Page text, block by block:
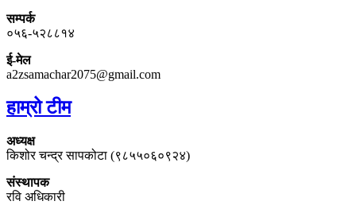
सम्पर्क
०५६-५२८८१४
ई-मेल
a2zsamachar2075@gmail.com
हाम्रो टीम
अध्यक्ष
किशोर चन्द्र सापकोटा (९८५५०६०९२४)
संस्थापक
रवि अधिकारी